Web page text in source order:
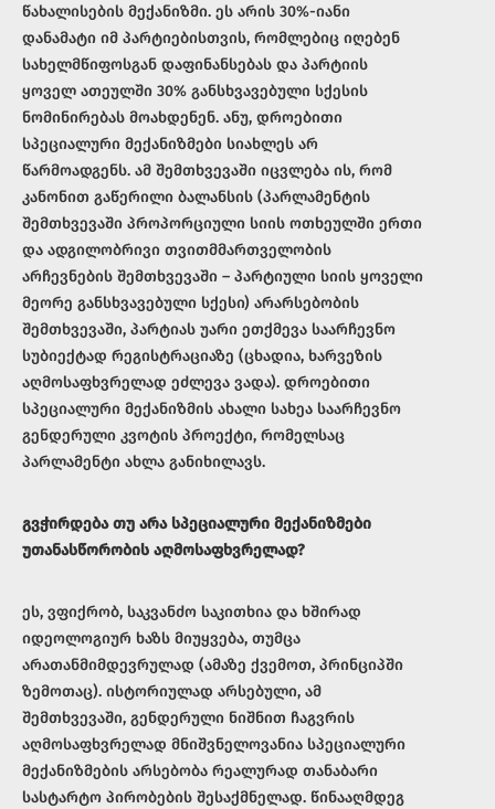
წახალისების მექანიზმი. ეს არის 30%-იანი
დანამატი იმ პარტიებისთვის, რომლებიც იღებენ
სახელმწიფოსგან დაფინანსებას და პარტიის
ყოველ ათეულში 30% განსხვავებული სქესის
ნომინირებას მოახდენენ. ანუ, დროებითი
სპეციალური მექანიზმები სიახლეს არ
წარმოადგენს. ამ შემთხვევაში იცვლება ის, რომ
კანონით გაწერილი ბალანსის (პარლამენტის
შემთხვევაში პროპორციული სიის ოთხეულში ერთი
და ადგილობრივი თვითმმართველობის
არჩევნების შემთხვევაში – პარტიული სიის ყოველი
მეორე განსხვავებული სქესი) არარსებობის
შემთხვევაში, პარტიას უარი ეთქმევა საარჩევნო
სუბიექტად რეგისტრაციაზე (ცხადია, ხარვეზის
აღმოსაფხვრელად ეძლევა ვადა). დროებითი
სპეციალური მექანიზმის ახალი სახეა საარჩევნო
გენდერული კვოტის პროექტი, რომელსაც
პარლამენტი ახლა განიხილავს.
გვჭირდება თუ არა სპეციალური მექანიზმები
უთანასწორობის აღმოსაფხვრელად?
ეს, ვფიქრობ, საკვანძო საკითხია და ხშირად
იდეოლოგიურ ხაზს მიუყვება, თუმცა
არათანმიმდევრულად (ამაზე ქვემოთ, პრინციპში
ზემოთაც). ისტორიულად არსებული, ამ
შემთხვევაში, გენდერული ნიშნით ჩაგვრის
აღმოსაფხვრელად მნიშვნელოვანია სპეციალური
მექანიზმების არსებობა რეალურად თანაბარი
სასტარტო პირობების შესაქმნელად. წინააღმდეგ